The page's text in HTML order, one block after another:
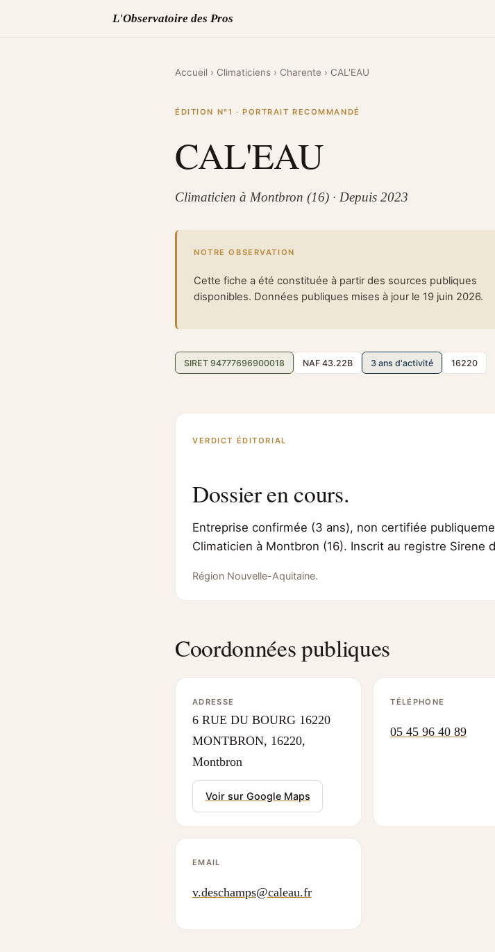
L'Observatoire des Pros
Accueil › Climaticiens › Charente › CAL'EAU
ÉDITION N°1 · PORTRAIT RECOMMANDÉ
CAL'EAU
Climaticien à Montbron (16) · Depuis 2023
NOTRE OBSERVATION
Cette fiche a été constituée à partir des sources publiques
disponibles. Données publiques mises à jour le 19 juin 2026.
SIRET 94777696900018 NAF 43.22B 3 ans d'activité 16220
VERDICT ÉDITORIAL
Dossier en cours.
Entreprise confirmée (3 ans), non certifiée
Climaticien à Montbron (16). Inscrit au registre Sirene
Région Nouvelle-Aquitaine.
Coordonnées publiques
ADRESSE
6 RUE DU BOURG 16220
MONTBRON, 16220,
Montbron
Voir sur Google Maps
TÉLÉPHONE
05 45 96 40 89
EMAIL
v.deschamps@caleau.fr